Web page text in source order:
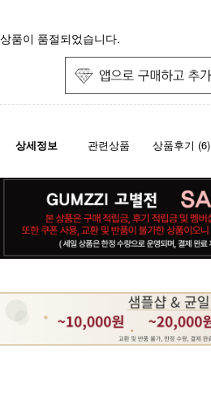
상품이 품절되었습니다.
상세정보 관련상품 상품후기 (6)